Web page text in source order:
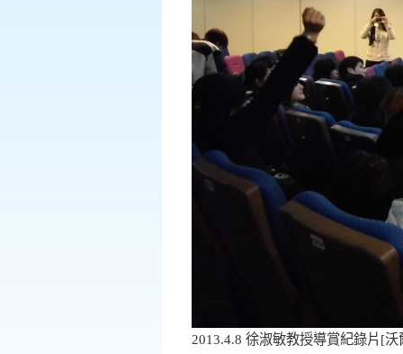
2013.4.8 徐淑敏教授導賞紀錄片[